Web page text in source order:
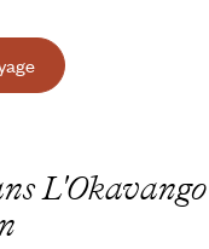
L'Okavango